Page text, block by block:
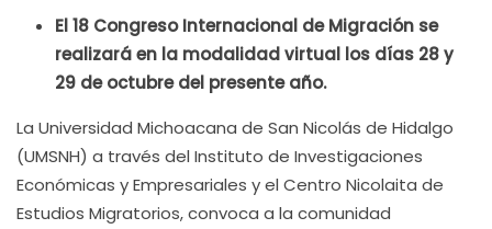
El 18 Congreso Internacional de Migración se
realizará en la modalidad virtual los días 28 y
29 de octubre del presente año.
La Universidad Michoacana de San Nicolás de Hidalgo
(UMSNH) a través del Instituto de Investigaciones
Económicas y Empresariales y el Centro Nicolaita de
Estudios Migratorios, convoca a la comunidad